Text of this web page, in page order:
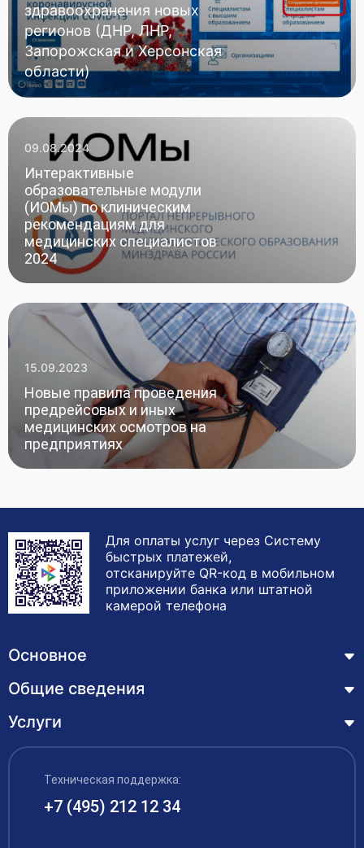
здравоохранения новых
регионов (ДНР, ЛНР,
Запорожская и Херсонская
области)
09.08.2024
Интерактивные
образовательные модули
(ИОМы) по клиническим
рекомендациям для
медицинских специалистов
2024
15.09.2023
Новые правила проведения
предрейсовых и иных
медицинских осмотров на
предприятиях
Для оплаты услуг через Систему
быстрых платежей,
отсканируйте QR-код в мобильном
приложении банка или штатной
камерой телефона
Основное
Курсы
Лицензия
Обучающимся
Акции
Общие сведения
Основные сведения
Структура и органы управления образовательной
организацией
Документы
Услуги
Профессиональная переподготовка
Курсы повышения квалификации – дистанционное
обучение с выдачей удостоверения
Техническая поддержка:
+7 (495) 212 12 34